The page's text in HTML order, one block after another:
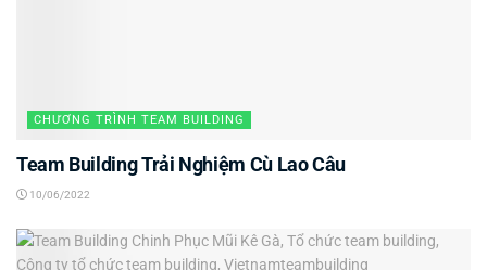
CHƯƠNG TRÌNH TEAM BUILDING
Team Building Trải Nghiệm Cù Lao Câu
10/06/2022